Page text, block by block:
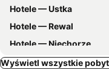
Hotele — Ustka
Hotele — Rewal
Hotele — Niechorze
Wyświetl wszystkie